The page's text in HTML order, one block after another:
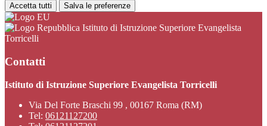
Accetta tutti Salva le preferenze
Istituto di Istruzione Superiore Evangelista
Torricelli
Contatti
Istituto di Istruzione Superiore Evangelista Torricelli
Via Del Forte Braschi 99 , 00167 Roma (RM)
Tel: 06121127200